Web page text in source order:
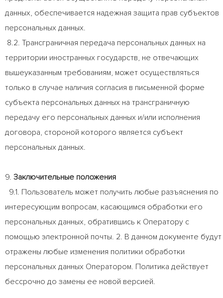
данных, обеспечивается надежная защита прав субъектов
персональных данных.
8.2. Трансграничная передача персональных данных на
территории иностранных государств, не отвечающих
вышеуказанным требованиям, может осуществляться
только в случае наличия согласия в письменной форме
субъекта персональных данных на трансграничную
передачу его персональных данных и/или исполнения
договора, стороной которого является субъект
персональных данных.
9. Заключительные положения
9.1. Пользователь может получить любые разъяснения по
интересующим вопросам, касающимся обработки его
персональных данных, обратившись к Оператору с
помощью электронной почты. 2. В данном документе будут
отражены любые изменения политики обработки
персональных данных Оператором. Политика действует
бессрочно до замены ее новой версией.